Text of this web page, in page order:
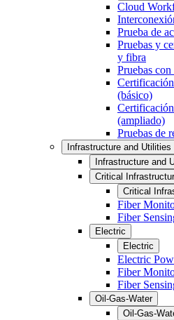
Cloud
Prueba de
Pruebas y
y fibra
Pruebas
(básico)
(ampliado)
Pruebas de
Infrastructure and Utilities
Infrastructure and
Critical
Critical
Fiber
Fiber
Electric
Electric
Electric
Fiber
Fiber
Oil-Gas-Water
Oil-Gas-